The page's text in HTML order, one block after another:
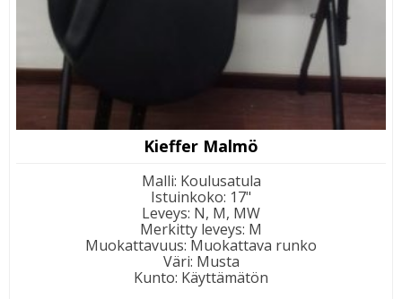
Kieffer Malmö
Malli: Koulusatula
Istuinkoko: 17"
Leveys: N, M, MW
Merkitty leveys: M
Muokattavuus: Muokattava runko
Väri: Musta
Kunto: Käyttämätön